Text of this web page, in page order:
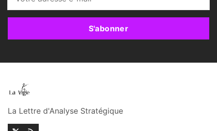
S'abonner
La Lettre d'Analyse Stratégique